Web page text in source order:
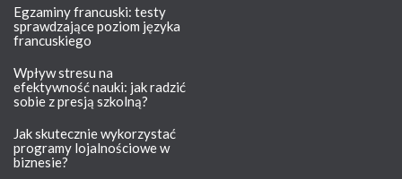
Egzaminy francuski: testy
sprawdzające poziom języka
francuskiego
Wpływ stresu na
efektywność nauki: jak radzić
sobie z presją szkolną?
Jak skutecznie wykorzystać
programy lojalnościowe w
biznesie?